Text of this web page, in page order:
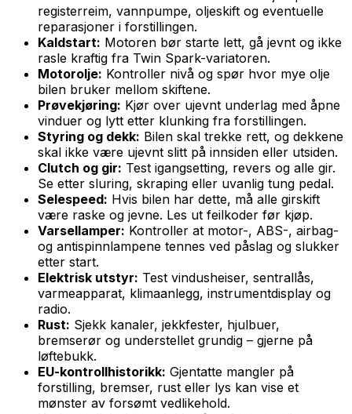
registerreim, vannpumpe, oljeskift og eventuelle
reparasjoner i forstillingen.
Kaldstart: Motoren bør starte lett, gå jevnt og ikke
rasle kraftig fra Twin Spark-variatoren.
Motorolje: Kontroller nivå og spør hvor mye olje
bilen bruker mellom skiftene.
Prøvekjøring: Kjør over ujevnt underlag med åpne
vinduer og lytt etter klunking fra forstillingen.
Styring og dekk: Bilen skal trekke rett, og dekkene
skal ikke være ujevnt slitt på innsiden eller utsiden.
Clutch og gir: Test igangsetting, revers og alle gir.
Se etter sluring, skraping eller uvanlig tung pedal.
Selespeed: Hvis bilen har dette, må alle girskift
være raske og jevne. Les ut feilkoder før kjøp.
Varsellamper: Kontroller at motor-, ABS-, airbag-
og antispinnlampene tennes ved påslag og slukker
etter start.
Elektrisk utstyr: Test vindusheiser, sentrallås,
varmeapparat, klimaanlegg, instrumentdisplay og
radio.
Rust: Sjekk kanaler, jekkfester, hjulbuer,
bremserør og understellet grundig – gjerne på
løftebukk.
EU-kontrollhistorikk: Gjentatte mangler på
forstilling, bremser, rust eller lys kan vise et
mønster av forsømt vedlikehold.